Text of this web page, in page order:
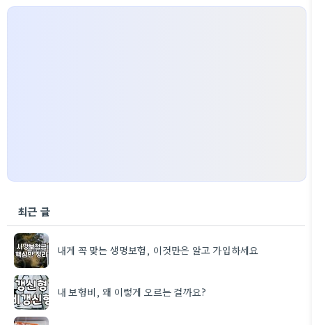
최근 글
내게 꼭 맞는 생명보험, 이것만은 알고 가입하세요
내 보험비, 왜 이렇게 오르는 걸까요?